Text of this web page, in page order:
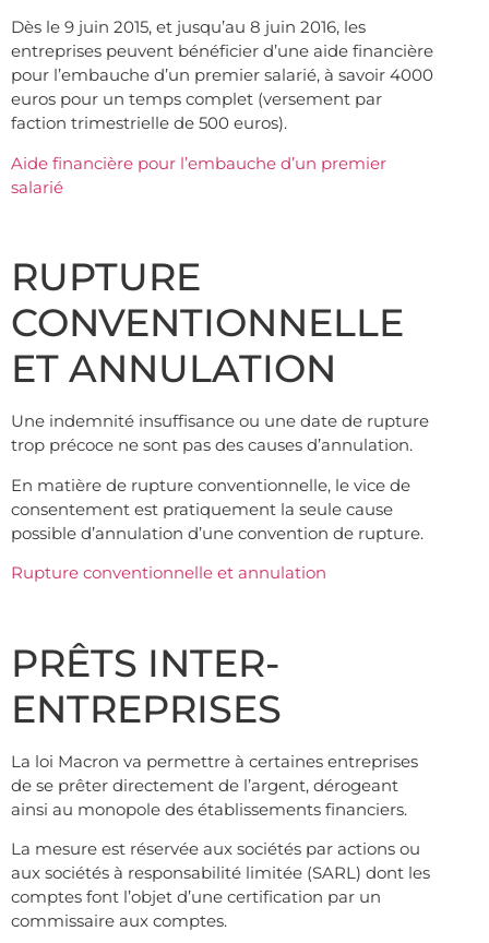
Dès le 9 juin 2015, et jusqu’au 8 juin 2016, les
entreprises peuvent bénéficier d’une aide financière
pour l’embauche d’un premier salarié, à savoir 4000
euros pour un temps complet (versement par
faction trimestrielle de 500 euros).
Aide financière pour l’embauche d’un premier
salarié
RUPTURE
CONVENTIONNELLE
ET ANNULATION
Une indemnité insuffisance ou une date de rupture
trop précoce ne sont pas des causes d’annulation.
En matière de rupture conventionnelle, le vice de
consentement est pratiquement la seule cause
possible d’annulation d’une convention de rupture.
Rupture conventionnelle et annulation
PRÊTS INTER-
ENTREPRISES
La loi Macron va permettre à certaines entreprises
de se prêter directement de l’argent, dérogeant
ainsi au monopole des établissements financiers.
La mesure est réservée aux sociétés par actions ou
aux sociétés à responsabilité limitée (SARL) dont les
comptes font l’objet d’une certification par un
commissaire aux comptes.